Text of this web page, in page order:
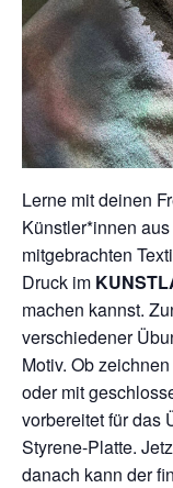
Lerne mit deinen
Künstler*innen
mitgebrachten
Druck im
machen kannst.
verschiedener
Motiv. Ob
oder mit
vorbereitet für das
Styrene-Platte.
danach kann der